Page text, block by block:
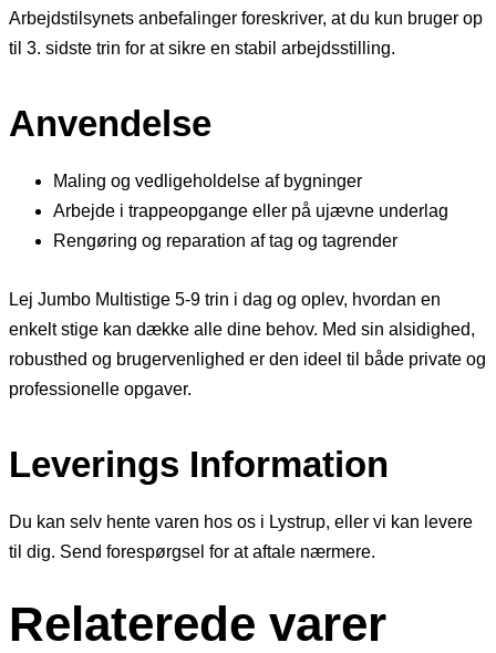
Arbejdstilsynets anbefalinger foreskriver, at du kun bruger op
til 3. sidste trin for at sikre en stabil arbejdsstilling.
Anvendelse
Maling og vedligeholdelse af bygninger
Arbejde i trappeopgange eller på ujævne underlag
Rengøring og reparation af tag og tagrender
Lej Jumbo Multistige 5-9 trin i dag og oplev, hvordan en
enkelt stige kan dække alle dine behov. Med sin alsidighed,
robusthed og brugervenlighed er den ideel til både private og
professionelle opgaver.
Leverings Information
Du kan selv hente varen hos os i Lystrup, eller vi kan levere
til dig. Send forespørgsel for at aftale nærmere.
Relaterede varer